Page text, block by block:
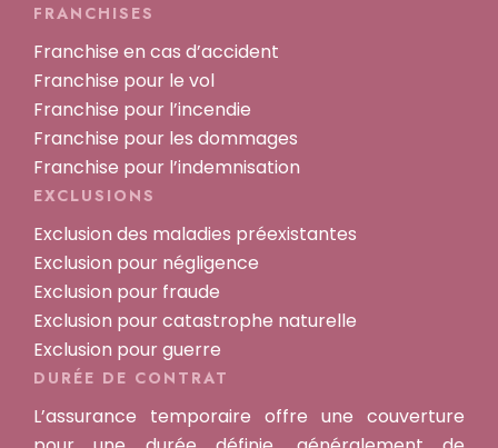
FRANCHISES
Franchise en cas d’accident
Franchise pour le vol
Franchise pour l’incendie
Franchise pour les dommages
Franchise pour l’indemnisation
EXCLUSIONS
Exclusion des maladies préexistantes
Exclusion pour négligence
Exclusion pour fraude
Exclusion pour catastrophe naturelle
Exclusion pour guerre
DURÉE DE CONTRAT
L’assurance temporaire offre une couverture